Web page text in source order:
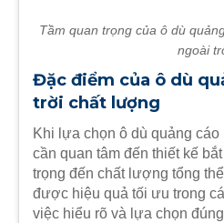
Tầm quan trọng của ô dù
ngoài
Đặc điểm của ô dù
trời chất lượng
Khi lựa chọn ô dù quảng
cần quan tâm đến thiết kế
trọng đến chất lượng tổng
được hiệu quả tối ưu trong
việc hiểu rõ và lựa chọn